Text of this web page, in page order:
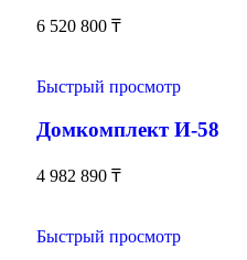
6 520 800 ₸
Быстрый просмотр
Домкомплект И-58
4 982 890 ₸
Быстрый просмотр